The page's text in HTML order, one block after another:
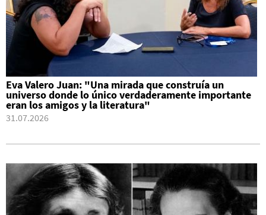
Eva Valero Juan: "Una mirada que construía un
universo donde lo único verdaderamente importante
eran los amigos y la literatura"
31.07.2026